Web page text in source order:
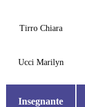
Tirro Chiara
Ucci Marilyn
Insegnante